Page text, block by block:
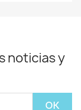
noticias y